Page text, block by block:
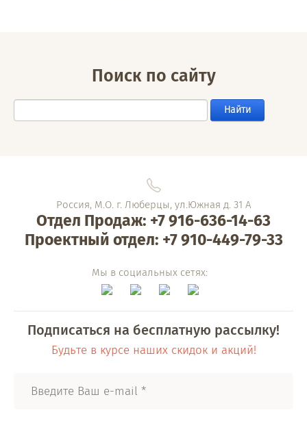
Поиск по сайту
Найти
Россия, М.О. г. Люберцы, ул.Южная д. 31 А
Отдел Продаж: +7 916-636-14-63
Проектный отдел: +7 910-449-79-33
Мы в социальных сетях:
Подписаться на бесплатную рассылку!
Будьте в курсе наших скидок и акций!